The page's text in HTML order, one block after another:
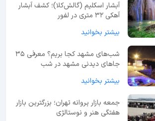
آبشار اسکلیم (گالش‌کلا)؛ کشف آبشار
آهکی ۳۲ متری در لفور
بیشتر بخوانید
شب‌های مشهد کجا بریم؟ معرفی 35
جاهای دیدنی مشهد در شب
بیشتر بخوانید
جمعه بازار پروانه تهران؛ بزرگترین بازار
هفتگی هنر و نوستالژی